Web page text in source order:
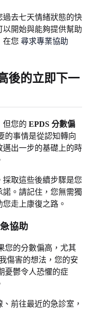
去七天情緒狀態的快
開始與能夠提供幫助
在您 尋求專業協助
後的立即下一
但您的 EPDS 分數偏
的事情是從認知轉向
出一步的基礎上的時
取這些後續步驟是您
。請記住，您無需獨
走上康復之路。
協助
您的分數偏高，尤其
傷害的想法，您的安
憂鬱令人恐懼的症
前往最近的急診室，